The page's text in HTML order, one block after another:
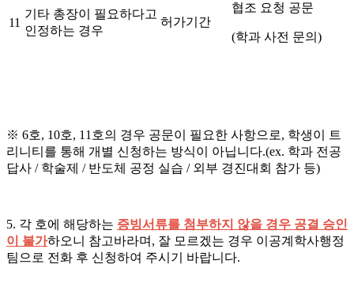
11
기타 총장이 필요하다고
인정하는 경우
허가기간
협조 요청 공문
(학과 사전 문의)
※ 6호, 10호, 11호의 경우 공문이 필요한 사항으로, 학생이 트
리니티를 통해 개별 신청하는 방식이 아닙니다.(ex. 학과 전공
답사 / 학술제 / 반도체 공정 실습 / 외부 경진대회 참가 등)
5. 각 호에 해당하는 증빙서류를 첨부하지 않을 경우 공결 승인
이 불가하오니 참고바라며, 잘 모르겠는 경우 이공계학사행정
팀으로 전화 후 신청하여 주시기 바랍니다.